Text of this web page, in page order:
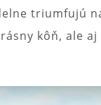
triumfujú
kôň, ale